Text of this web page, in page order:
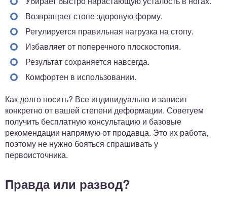
Возвращает стопе здоровую форму.
Регулируется правильная нагрузка на стопу.
Избавляет от поперечного плоскостопия.
Результат сохраняется навсегда.
Комфортен в использовании.
Как долго носить? Все индивидуально и зависит
конкретно от вашей степени деформации. Советуем
получить бесплатную консультацию и базовые
рекомендации напрямую от продавца. Это их работа,
поэтому не нужно бояться спрашивать у
первоисточника.
Правда или развод?